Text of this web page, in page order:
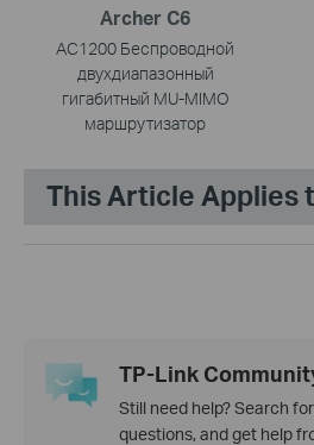
Archer C6
AC1200 Беспроводной
двухдиапазонный
гигабитный MU-MIMO
маршрутизатор
This Article Applies
TP-Link
Still need help? Search
questions, and get help